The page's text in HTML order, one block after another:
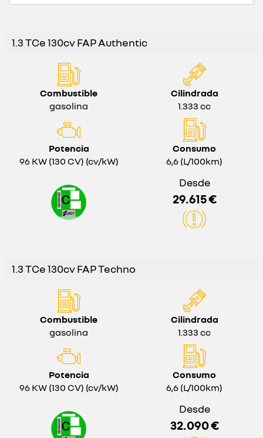
1.3 TCe 130cv FAP Authentic
Combustible
gasolina
Cilindrada
1.333 cc
Potencia
96 KW (130 CV) (cv/kW)
Consumo
6,6 (L/100km)
Desde
29.615 €
1.3 TCe 130cv FAP Techno
Combustible
gasolina
Cilindrada
1.333 cc
Potencia
96 KW (130 CV) (cv/kW)
Consumo
6,6 (L/100km)
Desde
32.090 €